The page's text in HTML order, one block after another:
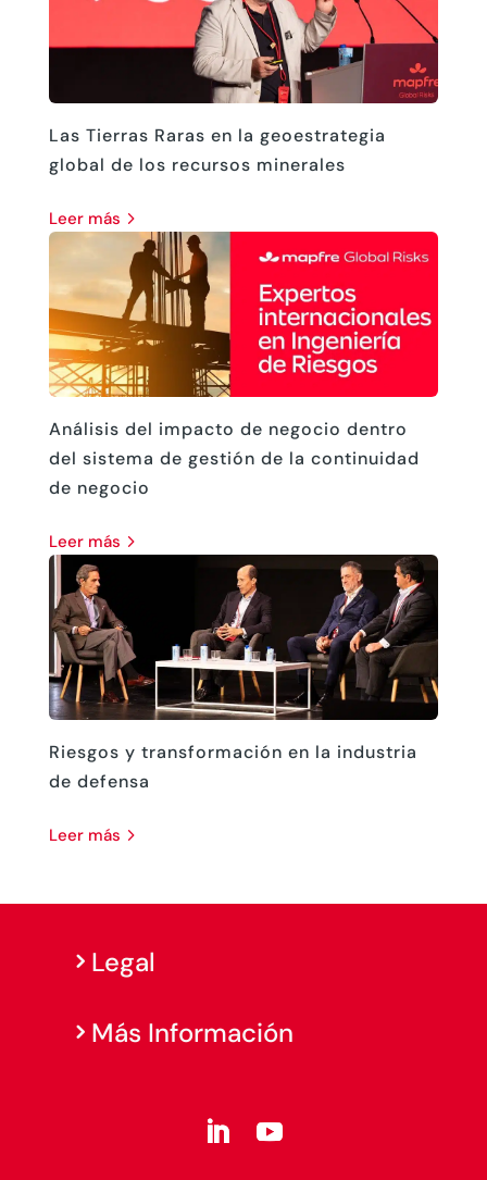
Las Tierras Raras en la geoestrategia
global de los recursos minerales
leer más
Análisis del impacto de negocio dentro
del sistema de gestión de la continuidad
de negocio
leer más
Riesgos y transformación en la industria
de defensa
leer más
Legal
Más Información